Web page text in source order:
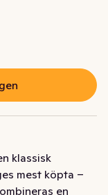
klassisk
mest köpta –
en